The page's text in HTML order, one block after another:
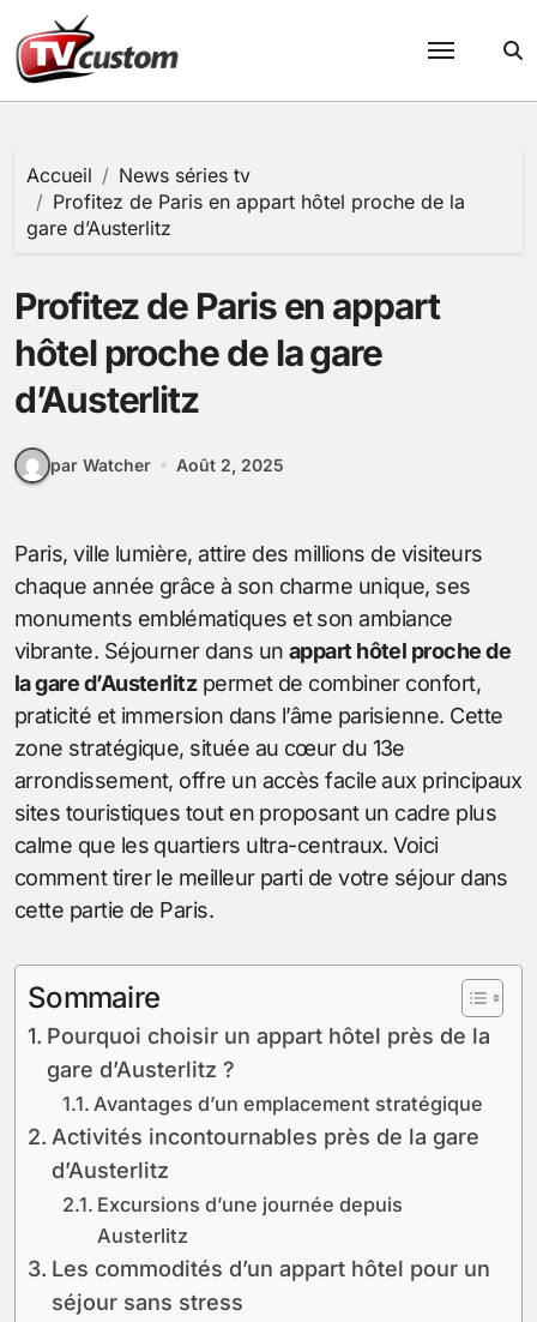
au
contenu
Accueil
News séries tv
Profitez de Paris en appart hôtel proche de la
gare d’Austerlitz
Profitez de Paris en appart
hôtel proche de la gare
d’Austerlitz
par Watcher Août 2, 2025
Paris, ville lumière, attire des millions de visiteurs
chaque année grâce à son charme unique, ses
monuments emblématiques et son ambiance
vibrante. Séjourner dans un appart hôtel proche de
la gare d’Austerlitzpermet de combiner confort,
praticité et immersion dans l’âme parisienne. Cette
zone stratégique, située au cœur du 13e
arrondissement, offre un accès facile aux principaux
sites touristiques tout en proposant un cadre plus
calme que les quartiers ultra-centraux. Voici
comment tirer le meilleur parti de votre séjour dans
cette partie de Paris.
Sommaire
Pourquoi choisir un appart hôtel près de la
gare d’Austerlitz ?
Avantages d’un emplacement stratégique
Activités incontournables près de la gare
d’Austerlitz
Excursions d’une journée depuis
Austerlitz
Les commodités d’un appart hôtel pour un
séjour sans stress